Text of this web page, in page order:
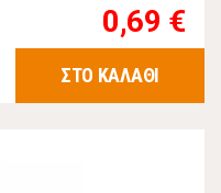
0,69 €
ΣΤΟ ΚΑΛΑΘΙ